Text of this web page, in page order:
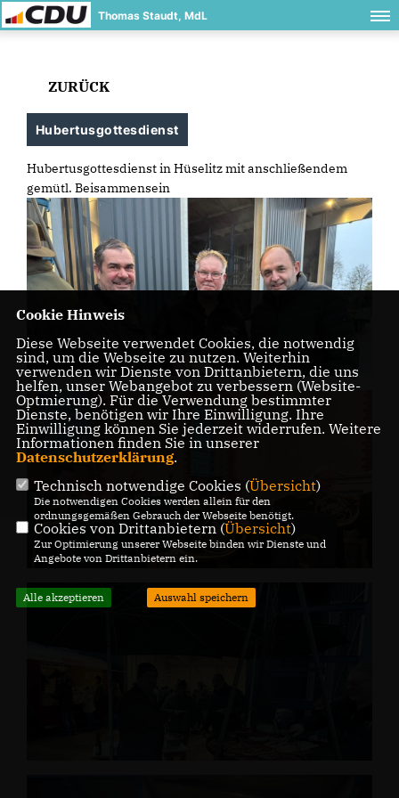
Thomas Staudt, MdL
ZURÜCK
Hubertusgottesdienst
Hubertusgottesdienst in Hüselitz mit anschließendem
gemütl. Beisammensein
Cookie Hinweis
Diese Webseite verwendet Cookies, die notwendig
sind, um die Webseite zu nutzen. Weiterhin
verwenden wir Dienste von Drittanbietern, die uns
helfen, unser Webangebot zu verbessern (Website-
Optmierung). Für die Verwendung bestimmter
Dienste, benötigen wir Ihre Einwilligung. Ihre
Einwilligung können Sie jederzeit widerrufen. Weitere
Informationen finden Sie in unserer
Datenschutzerklärung.
Technisch notwendige Cookies (Übersicht)
Die notwendigen Cookies werden allein für den
ordnungsgemäßen Gebrauch der Webseite benötigt.
Cookies von Drittanbietern (Übersicht)
Zur Optimierung unserer Webseite binden wir Dienste und
Angebote von Drittanbietern ein.
Alle akzeptieren Auswahl speichern